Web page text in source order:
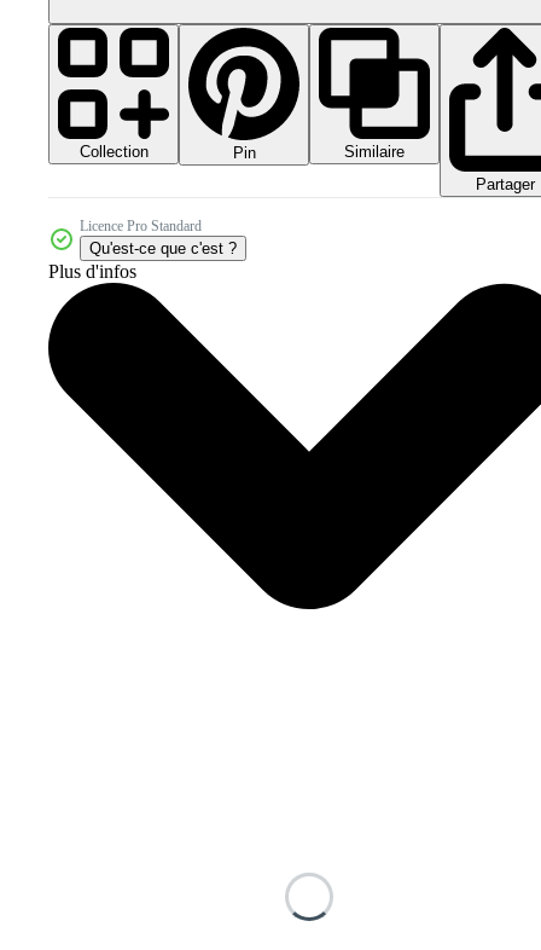
Collection Pin
Similaire
Partager
Licence Pro Standard
Qu'est-ce que c'est ?
Plus d'infos